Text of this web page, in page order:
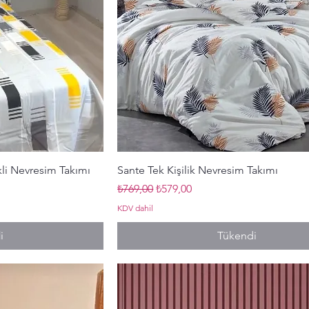
Nevresim Takımı
Hızlı Bakış
Sante Tek Kişilik Nevresim Takımı
Normal Fiyat
₺769,00İndirimli Fiyat
₺579,00
KDV dahil
Tükendi